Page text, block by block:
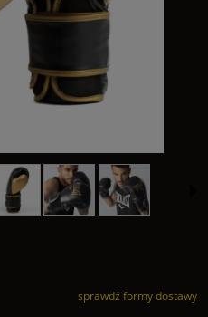
kosztów płatnościsprawdź formy dostawy